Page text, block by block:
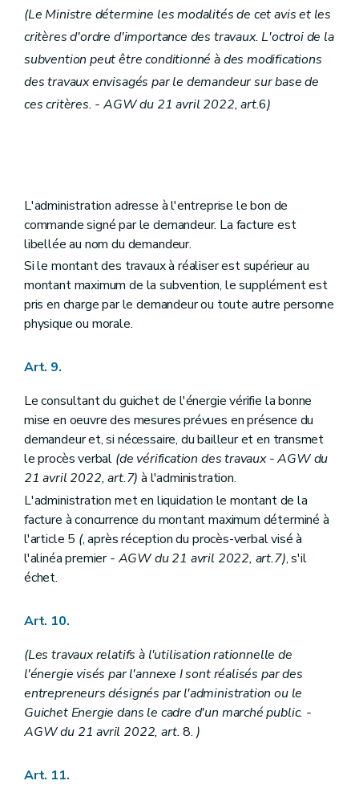
(Le Ministre détermine les modalités de cet avis et les
critères d'ordre d'importance des travaux. L'octroi de la
subvention peut être conditionné à des modifications
des travaux envisagés par le demandeur sur base de
ces critères. - AGW du 21 avril 2022, art.6)
L'administration adresse à l'entreprise le bon de
commande signé par le demandeur. La facture est
libellée au nom du demandeur.
Si le montant des travaux à réaliser est supérieur au
montant maximum de la subvention, le supplément est
pris en charge par le demandeur ou toute autre personne
physique ou morale.
Art. 9.
Le consultant du guichet de l'énergie vérifie la bonne
mise en oeuvre des mesures prévues en présence du
demandeur et, si nécessaire, du bailleur et en transmet
le procès verbal (de vérification des travaux - AGW du
21 avril 2022, art.7) à l'administration.
L'administration met en liquidation le montant de la
facture à concurrence du montant maximum déterminé à
l'article 5 (, après réception du procès-verbal visé à
l'alinéa premier- AGW du 21 avril 2022, art.7), s'il
échet.
Art. 10.
(Les travaux relatifs à l'utilisation rationnelle de
l'énergie visés par l'annexe I sont réalisés par des
entrepreneurs désignés par l'administration ou le
Guichet Energie dans le cadre d'un marché public. -
AGW du 21 avril 2022, art.8. )
Art. 11.